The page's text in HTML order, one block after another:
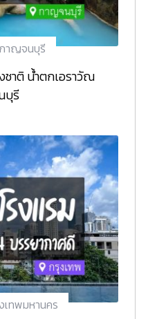
าญจนบุรี
าติ น้ำตกเอราวัณ
บุรี
ทพมหานคร